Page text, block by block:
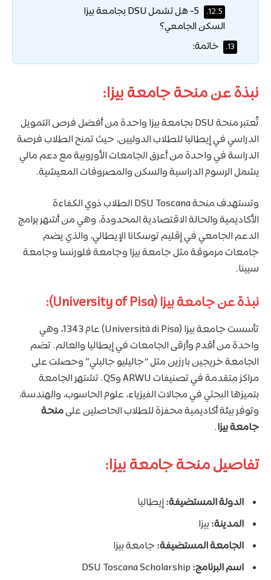
12.5.
5- هل تشمل DSU بجامعة بيزا
السكن الجامعي؟
13. خاتمة:
نبذة عن منحة جامعة بيزا:
تُعتبر منحة DSU بجامعة بيزا واحدة من أفضل فرص التمويل
الدراسي في إيطاليا للطلاب الدوليين، حيث تمنح الطلاب فرصة
الدراسة في واحدة من أعرق الجامعات الأوروبية مع دعم مالي
يشمل الرسوم الدراسية والسكن والمصروفات المعيشية.
وتستهدف منحة DSU Toscana الطلاب ذوي الكفاءة
الأكاديمية والحالة الاقتصادية المحدودة، وهي من أشهر برامج
الدعم الجامعي في إقليم توسكانا الإيطالي، والذي يضم
جامعات مرموقة مثل جامعة بيزا وجامعة فلورنسا وجامعة
سيينا.
نبذة عن جامعة بيزا (University of Pisa):
تأسست جامعة بيزا (Università di Pisa) عام 1343، وهي
واحدة من أقدم وأرقى الجامعات في إيطاليا والعالم. تضم
الجامعة خريجين بارزين مثل “جاليليو جاليلي” وحصلت على
مراكز متقدمة في تصنيفات ARWU وQS. تشتهر الجامعة
بتميزها البحثي في مجالات الفيزياء، علوم الحاسوب، والهندسة،
وتوفر بيئة أكاديمية محفزة للطلاب الحاصلين علىمنحة
جامعة بيزا.
تفاصيل منحة جامعة بيزا:
الدولة المستضيفة:إيطاليا
المدينة: بيزا
الجامعة المستضيفة: جامعة بيزا
اسم البرنامج: